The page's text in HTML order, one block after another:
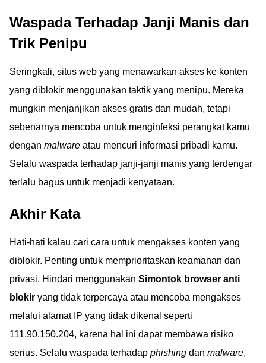
Waspada Terhadap Janji Manis dan
Trik Penipu
Seringkali, situs web yang menawarkan akses ke konten
yang diblokir menggunakan taktik yang menipu. Mereka
mungkin menjanjikan akses gratis dan mudah, tetapi
sebenarnya mencoba untuk menginfeksi perangkat kamu
dengan malware atau mencuri informasi pribadi kamu.
Selalu waspada terhadap janji-janji manis yang terdengar
terlalu bagus untuk menjadi kenyataan.
Akhir Kata
Hati-hati kalau cari cara untuk mengakses konten yang
diblokir. Penting untuk memprioritaskan keamanan dan
privasi. Hindari menggunakan Simontok browser anti
blokir yang tidak terpercaya atau mencoba mengakses
melalui alamat IP yang tidak dikenal seperti
111.90.150.204, karena hal ini dapat membawa risiko
serius. Selalu waspada terhadap phishing dan malware,